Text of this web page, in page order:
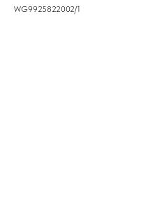
WG9925822002/1